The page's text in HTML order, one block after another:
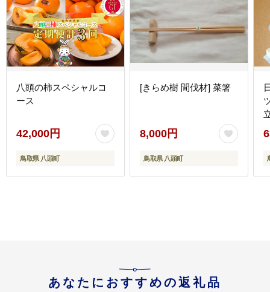
八頭の柿スペシャルコ
ース
42,000円
鳥取県 八頭町
[きらめ樹 間伐材] 菜箸
8,000円
鳥取県 八頭町
あなたにおすすめの返礼品